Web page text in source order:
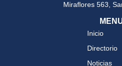
Miraflores 563,
Inicio
Directorio
Noticias